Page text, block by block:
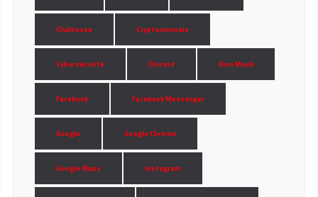
Clubhouse Cryptomonnaie
Cybersécurité Discord Elon Musk
Facebook Facebook Messenger
Google Google Chrome
Google Maps Instagram